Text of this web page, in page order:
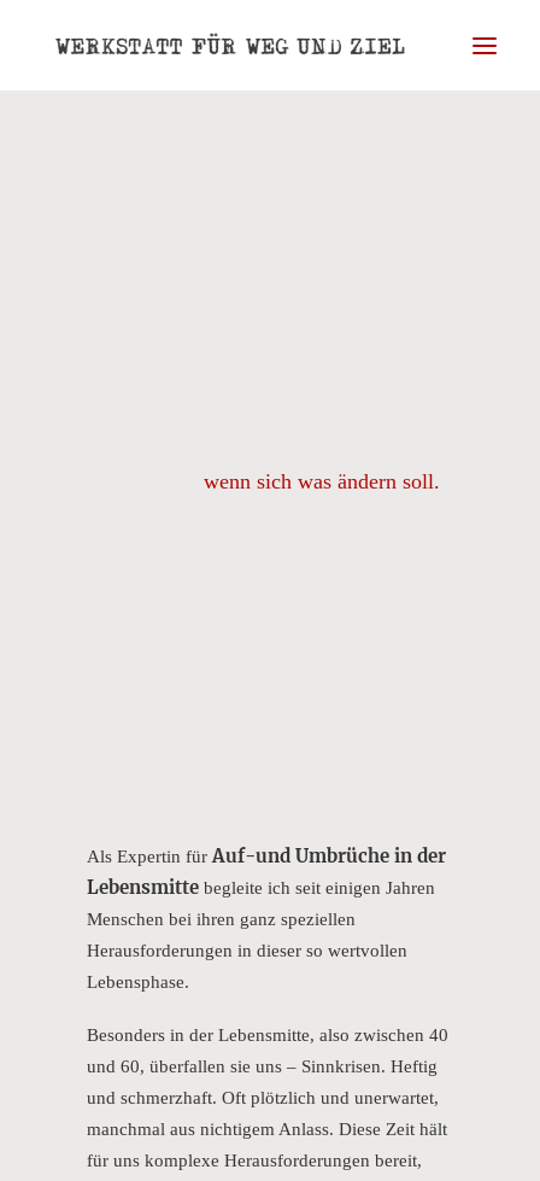
wenn sich was ändern soll.
Als Expertin für Auf-und Umbrüche in der
Lebensmitte begleite ich seit einigen Jahren
Menschen bei ihren ganz speziellen
Herausforderungen in dieser so wertvollen
Lebensphase.
Besonders in der Lebensmitte, also zwischen 40
und 60, überfallen sie uns – Sinnkrisen. Heftig
und schmerzhaft. Oft plötzlich und unerwartet,
manchmal aus nichtigem Anlass. Diese Zeit hält
für uns komplexe Herausforderungen bereit,